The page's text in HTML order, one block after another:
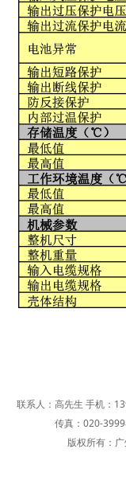
联系人：高先生 手机：
传真：020-
版权所有：